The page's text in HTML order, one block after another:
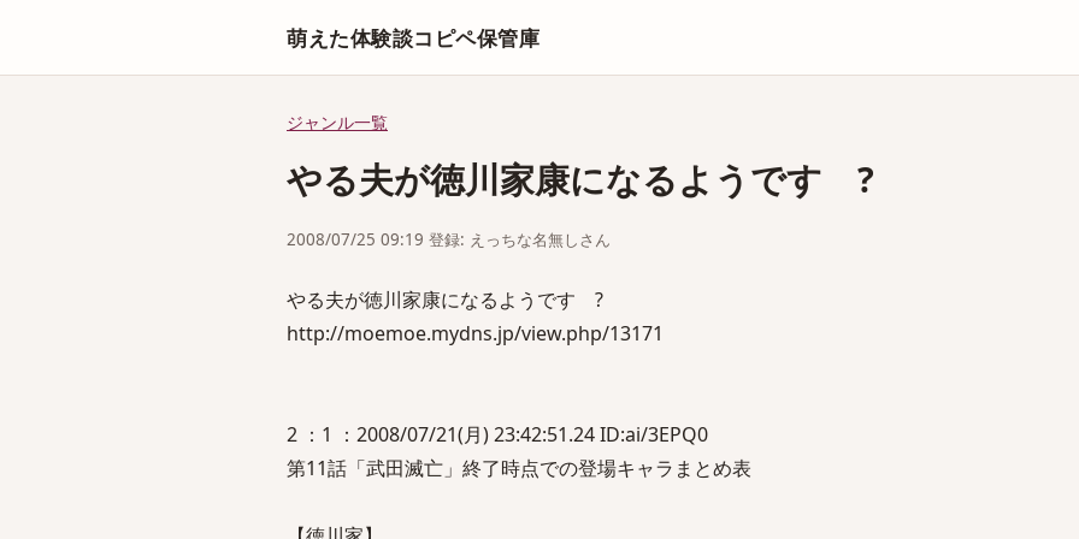
萌えた体験談コピペ保管庫
ジャンル一覧
やる夫が徳川家康になるようです ?
2008/07/25 09:19 登録: えっちな名無しさん
やる夫が徳川家康になるようです ?
http://moemoe.mydns.jp/view.php/13171
2 ：1 ：2008/07/21(月) 23:42:51.24 ID:ai/3EPQ0
第11話「武田滅亡」終了時点での登場キャラまとめ表